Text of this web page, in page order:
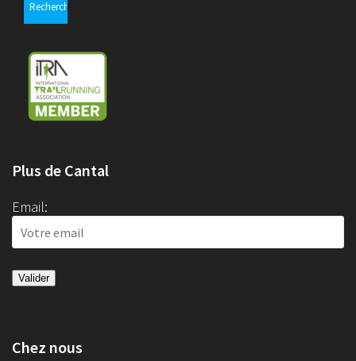
Plus de Cantal
Email:
Chez nous